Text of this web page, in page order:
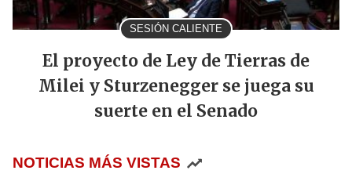
SESIÓN CALIENTE
El proyecto de Ley de Tierras de
Milei y Sturzenegger se juega su
suerte en el Senado
NOTICIAS MÁS VISTAS